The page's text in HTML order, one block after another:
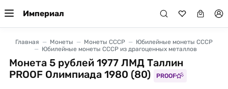
Империал
Главная Монеты Монеты СССР
Юбилейные монеты СССР
Юбилейные монеты СССР из драгоценных металлов
Монета 5 рублей 1977 ЛМД Таллин
PROOF Олимпиада 1980 (80)
PROOF